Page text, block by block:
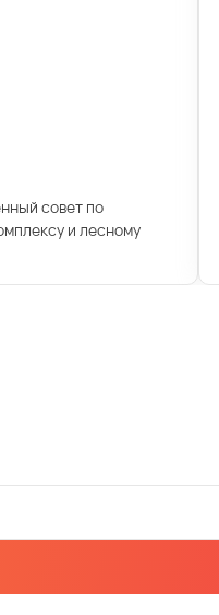
совет по
и лесному